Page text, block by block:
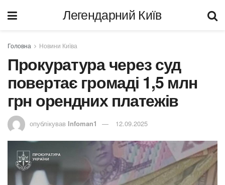
Легендарний Київ
Головна Новини Київа
Прокуратура через суд
повертає громаді 1,5 млн
грн орендних платежів
опублікував Infoman1 12.09.2025